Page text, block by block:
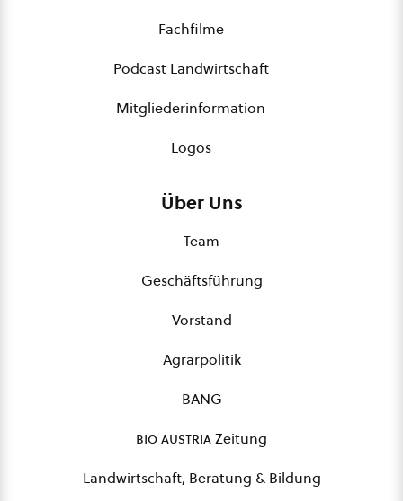
Fachfilme
Podcast Landwirtschaft
Mitgliederinformation
Logos
Über Uns
Team
Geschäftsführung
Vorstand
Agrarpolitik
BANG
bio austriaZeitung
Landwirtschaft, Beratung & Bildung